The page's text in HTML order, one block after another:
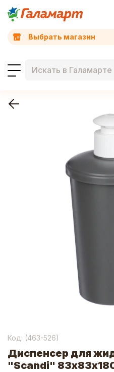
Выбрать магазин
Код: (463-526)
Диспенсер для
"Scandi"